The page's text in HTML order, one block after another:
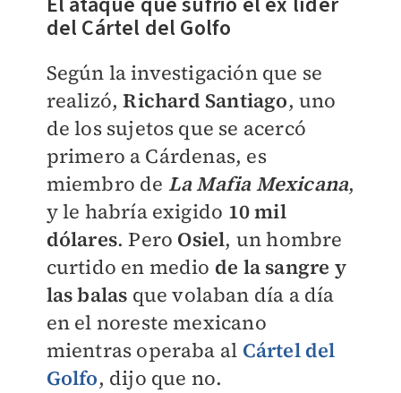
del Cártel del Golfo
Según la investigación que se
realizó,Richard Santiago, uno
de los sujetos que se acercó
primero a Cárdenas, es
miembro de La Mafia Mexicana,
y le habría exigido 10 mil
dólares. Pero Osiel, un hombre
curtido en medio de la sangre y
las balas que volaban día a día
en el noreste mexicano
mientras operaba al Cártel del
Golfo, dijo que no.